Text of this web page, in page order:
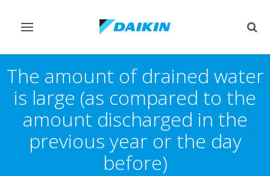
Toggle
Toggle
The amount of drained water
is large (as compared to the
amount discharged in the
previous year or the day
before)